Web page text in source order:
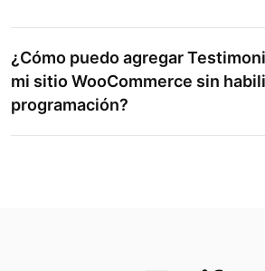
¿Cómo puedo agregar
mi sitio WooCommerce sin
programación?